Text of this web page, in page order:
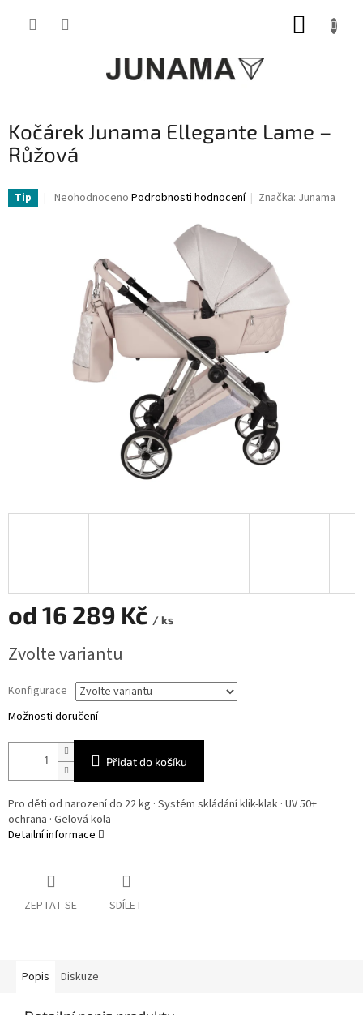
Kočárek Junama Ellegante Lame –
Růžová
Tip
Průměrné
hvězdiček.
Neohodnoceno Podrobnosti hodnocení Značka: Junama
od 16 289 Kč / ks
cena:
Zvolte variantu
Konfigurace
Možnosti doručení
Přidat do košíku
Pro děti od narození do 22 kg · Systém skládání klik-klak · UV 50+
ochrana · Gelová kola
Detailní informace
ZEPTAT SE SDÍLET
Popis Diskuze